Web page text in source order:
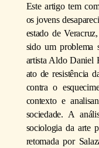
Este artigo tem
os jovens
estado de
sido um problema
artista Aldo Daniel
ato de resistência
contra o
contexto e
sociedade. A
sociologia da arte
retomada por